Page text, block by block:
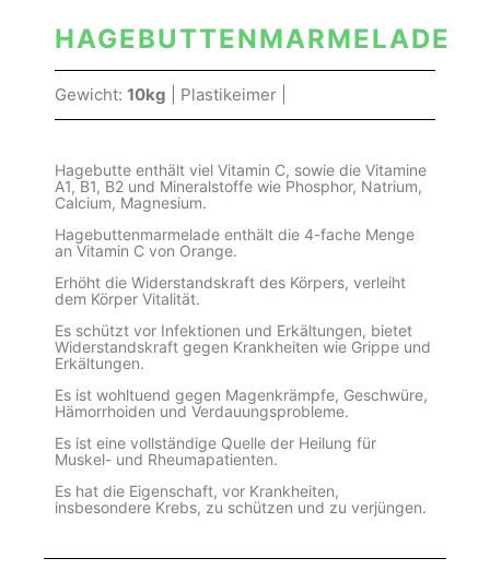
HAGEBUTTENMARMELADE
Gewicht: 10kg | Plastikeimer |
Hagebutte enthält viel Vitamin C, sowie die Vitamine
A1, B1, B2 und Mineralstoffe wie Phosphor, Natrium,
Calcium, Magnesium.
Hagebuttenmarmelade enthält die 4-fache Menge
an Vitamin C von Orange.
Erhöht die Widerstandskraft des Körpers, verleiht
dem Körper Vitalität.
Es schützt vor Infektionen und Erkältungen, bietet
Widerstandskraft gegen Krankheiten wie Grippe und
Erkältungen.
Es ist wohltuend gegen Magenkrämpfe, Geschwüre,
Hämorrhoiden und Verdauungsprobleme.
Es ist eine vollständige Quelle der Heilung für
Muskel- und Rheumapatienten.
Es hat die Eigenschaft, vor Krankheiten,
insbesondere Krebs, zu schützen und zu verjüngen.